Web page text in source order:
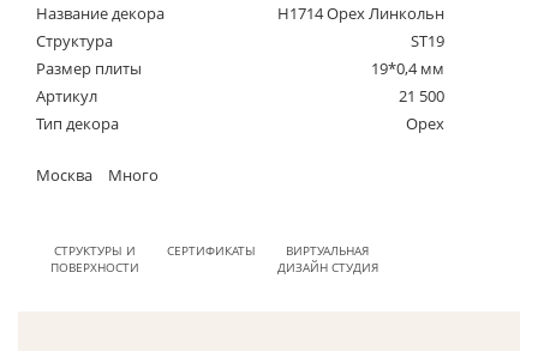
Название декора
H1714 Орех Линкольн
Структура
ST19
Размер плиты
19*0,4 мм
Артикул
21 500
Тип декора
Орех
Москва Много
СТРУКТУРЫ И
ПОВЕРХНОСТИ
СЕРТИФИКАТЫ
ВИРТУАЛЬНАЯ
ДИЗАЙН СТУДИЯ